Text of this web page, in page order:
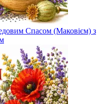
Спасом (Маковієм) з